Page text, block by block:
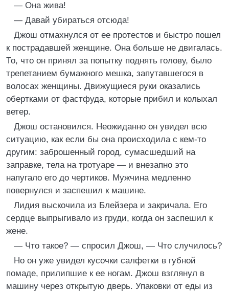
— Она жива!
— Давай убираться отсюда!
Джош отмахнулся от ее протестов и быстро пошел
к пострадавшей женщине. Она больше не двигалась.
То, что он принял за попытку поднять голову, было
трепетанием бумажного мешка, запутавшегося в
волосах женщины. Движущиеся руки оказались
обертками от фастфуда, которые прибил и колыхал
ветер.
Джош остановился. Неожиданно он увидел всю
ситуацию, как если бы она происходила с кем-то
другим: заброшенный город, сумасшедший на
заправке, тела на тротуаре — и внезапно это
напугало его до чертиков. Мужчина медленно
повернулся и заспешил к машине.
Лидия выскочила из Блейзера и закричала. Его
сердце выпрыгивало из груди, когда он заспешил к
жене.
— Что такое? — спросил Джош, — Что случилось?
Но он уже увидел кусочки салфетки в губной
помаде, прилипшие к ее ногам. Джош взглянул в
машину через открытую дверь. Упаковки от еды из